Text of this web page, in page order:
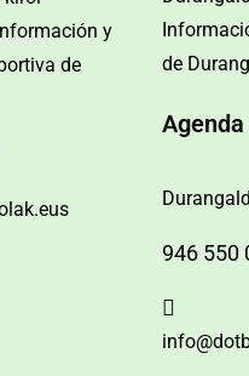
y
de
de
946 550